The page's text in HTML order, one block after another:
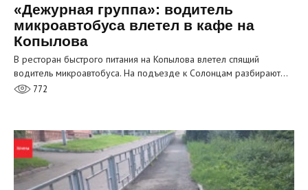
«Дежурная группа»: водитель
микроавтобуса влетел в кафе на
Копылова
В ресторан быстрого питания на Копылова влетел спящий
водитель микроавтобуса. На подъезде к Солонцам разбирают…
772